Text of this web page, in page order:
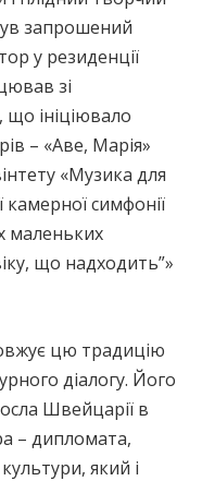
запрошений
у резиденції
зі
ініціювало
– «Аве, Марія»
«Музика для
симфонії
маленьких
що надходить”»
цю традицію
діалогу. Його
Швейцарії в
– дипломата,
який і